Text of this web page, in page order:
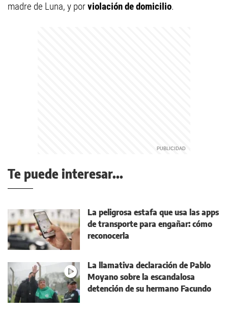
madre de Luna, y porviolación de domicilio.
Te puede interesar...
La peligrosa estafa que usa las apps
de transporte para engañar: cómo
reconocerla
La llamativa declaración de Pablo
Moyano sobre la escandalosa
detención de su hermano Facundo